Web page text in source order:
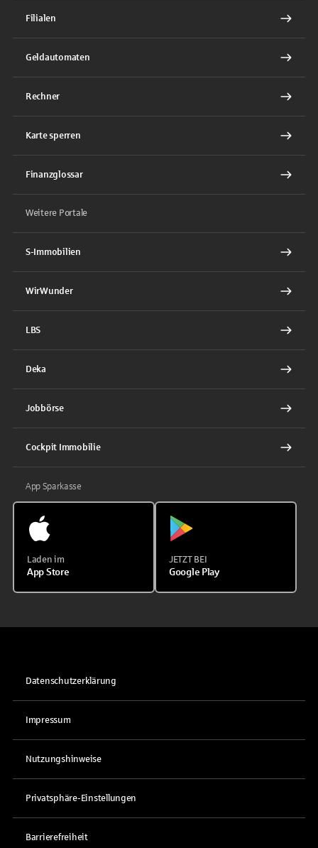
Filialen
Geldautomaten
Rechner
Karte sperren
Finanzglossar
Weitere Portale
S-Immobilien
WirWunder
LBS
Deka
Jobbörse
Cockpit Immobilie
App Sparkasse
Laden im
App Store
JETZT BEI
Google Play
Datenschutzerklärung
Impressum
Nutzungshinweise
Privatsphäre-Einstellungen
Barrierefreiheit